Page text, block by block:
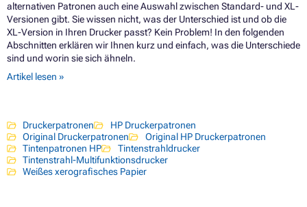
alternativen Patronen auch eine Auswahl zwischen Standard- und XL-
Versionen gibt. Sie wissen nicht, was der Unterschied ist und ob die
XL-Version in Ihren Drucker passt? Kein Problem! In den folgenden
Abschnitten erklären wir Ihnen kurz und einfach, was die Unterschiede
sind und worin sie sich ähneln.
Artikel lesen »
Druckerpatronen
HP Druckerpatronen
Original Druckerpatronen
Original HP Druckerpatronen
Tintenpatronen HP
Tintenstrahldrucker
Tintenstrahl-Multifunktionsdrucker
Weißes xerografisches Papier